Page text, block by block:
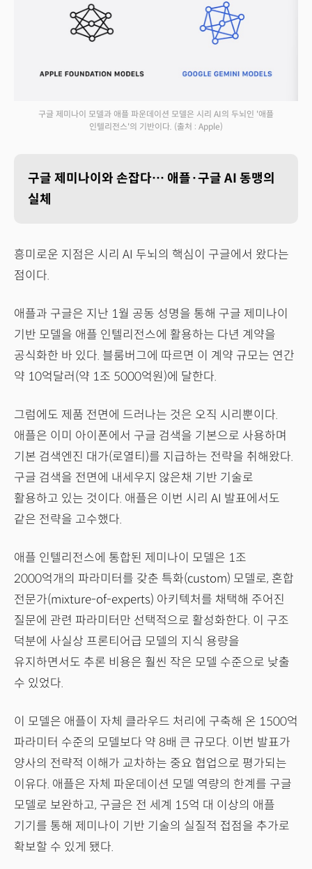
구글 제미나이 모델과 애플 파운데이션 모델은 시리 AI의 두뇌인 '애플
인텔리전스'의 기반이다. (출처 : Apple)
구글 제미나이와 손잡다… 애플·구글 AI 동맹의
실체
흥미로운 지점은 시리 AI 두뇌의 핵심이 구글에서 왔다는
점이다.
애플과 구글은 지난 1월 공동 성명을 통해 구글 제미나이
기반 모델을 애플 인텔리전스에 활용하는 다년 계약을
공식화한 바 있다. 블룸버그에 따르면 이 계약 규모는 연간
약 10억달러(약 1조 5000억원)에 달한다.
그럼에도 제품 전면에 드러나는 것은 오직 시리뿐이다.
애플은 이미 아이폰에서 구글 검색을 기본으로 사용하며
기본 검색엔진 대가(로열티)를 지급하는 전략을 취해왔다.
구글 검색을 전면에 내세우지 않은채 기반 기술로
활용하고 있는 것이다. 애플은 이번 시리 AI 발표에서도
같은 전략을 고수했다.
애플 인텔리전스에 통합된 제미나이 모델은 1조
2000억개의 파라미터를 갖춘 특화(custom) 모델로, 혼합
전문가(mixture-of-experts) 아키텍처를 채택해 주어진
질문에 관련 파라미터만 선택적으로 활성화한다. 이 구조
덕분에 사실상 프론티어급 모델의 지식 용량을
유지하면서도 추론 비용은 훨씬 작은 모델 수준으로 낮출
수 있었다.
이 모델은 애플이 자체 클라우드 처리에 구축해 온 1500억
파라미터 수준의 모델보다 약 8배 큰 규모다. 이번 발표가
양사의 전략적 이해가 교차하는 중요 협업으로 평가되는
이유다. 애플은 자체 파운데이션 모델 역량의 한계를 구글
모델로 보완하고, 구글은 전 세계 15억 대 이상의 애플
기기를 통해 제미나이 기반 기술의 실질적 접점을 추가로
확보할 수 있게 됐다.